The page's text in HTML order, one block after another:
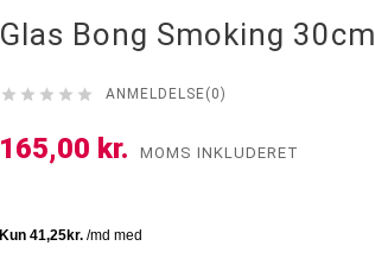
Glas Bong Smoking 30cm
     ANMELDELSE(0)
165,00 kr. MOMS INKLUDERET